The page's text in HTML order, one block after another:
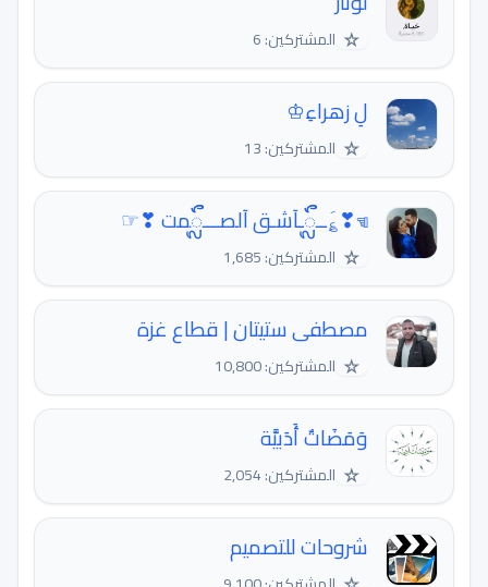
☆ المشتركين: 6
لِ زهراءِ♔
☆ المشتركين: 13
☜❣؏َــᭂᬼـآشـق آلصـــᭂᬼمت ❣☞
☆ المشتركين: 1,685
مصطفى ستيتان | قطاع غزة
☆ المشتركين: 10,800
وَمَضَاتٌ أَدَبيَّة
☆ المشتركين: 2,054
شروحات للتصميم